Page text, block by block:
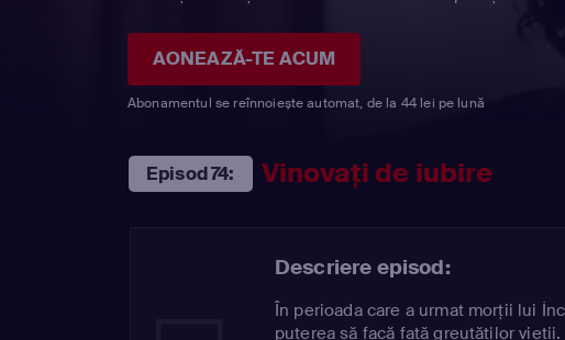
AONEAZĂ-TE ACUM
Abonamentul se reînnoiește automat, de la 44 lei pe lună
Episod 74: Vinovaţi de iubire
Descriere episod:
În perioada care a urmat morții lui
puterea să facă față greutăților